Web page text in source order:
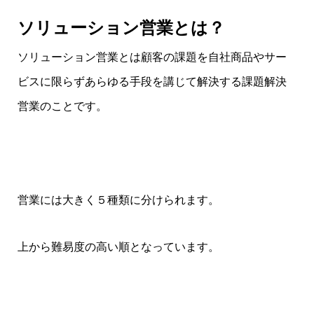
ソリューション営業とは？
ソリューション営業とは顧客の課題を自社商品やサー
ビスに限らずあらゆる手段を講じて解決する課題解決
営業のことです。
営業には大きく５種類に分けられます。
上から難易度の高い順となっています。